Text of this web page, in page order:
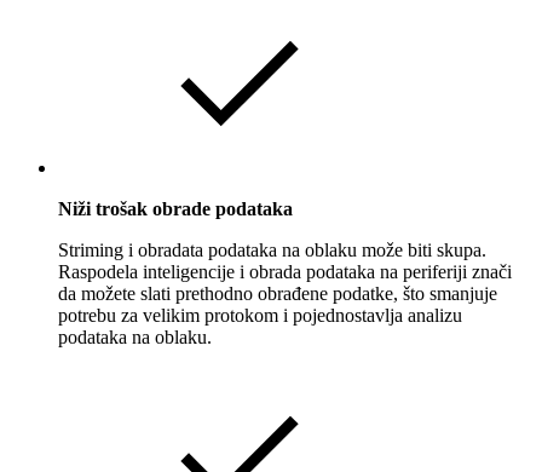
Niži trošak obrade podataka
Striming i obradata podataka na oblaku može biti skupa.
Raspodela inteligencije i obrada podataka na periferiji znači
da možete slati prethodno obrađene podatke, što smanjuje
potrebu za velikim protokom i pojednostavlja analizu
podataka na oblaku.